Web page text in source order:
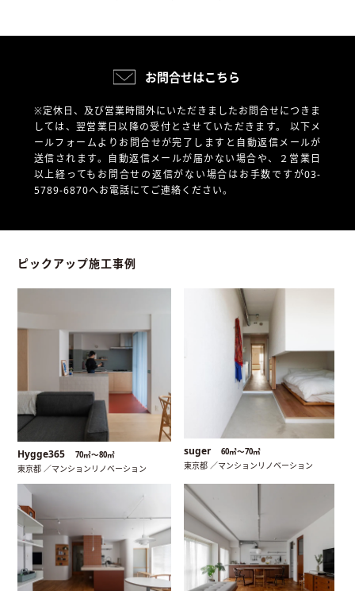
お問合せはこちら
※定休日、及び営業時間外にいただきましたお問合せにつきま
しては、翌営業日以降の受付とさせていただきます。 以下メ
ールフォームよりお問合せが完了しますと自動返信メールが
送信されます。自動返信メールが届かない場合や、
２営業日
以上経ってもお問合せの返信がない場合はお手数ですが03-
5789-6870へお電話にてご連絡ください。
ピックアップ施工事例
Hygge365 70㎡〜80㎡
東京都 ／マンションリノベーション
suger 60㎡〜70㎡
東京都 ／マンションリノベーション